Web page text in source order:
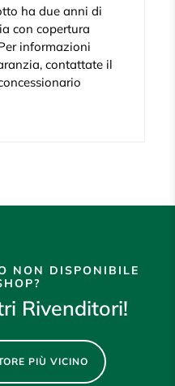
ha due anni di
con copertura
informazioni
contattate il
NON DISPONIBILE
Rivenditori!
PIÙ VICINO